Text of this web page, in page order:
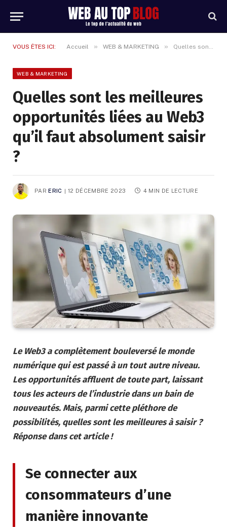
VOUS ÊTES ICI: Accueil » WEB & MARKETING » Quelles sont les meilleures opportunités liées au Web3 qu’il faut absolument saisir ?
WEB & MARKETING
Quelles sont les meilleures
opportunités liées au Web3
qu’il faut absolument saisir
?
PAR ERIC 12 DÉCEMBRE 2023 4 MIN DE LECTURE
Le Web3 a complètement bouleversé le monde
numérique qui est passé à un tout autre niveau.
Les opportunités affluent de toute part, laissant
tous les acteurs de l’industrie dans un bain de
nouveautés. Mais, parmi cette pléthore de
possibilités, quelles sont les meilleures à saisir ?
Réponse dans cet article !
Se connecter aux
consommateurs d’une
manière innovante